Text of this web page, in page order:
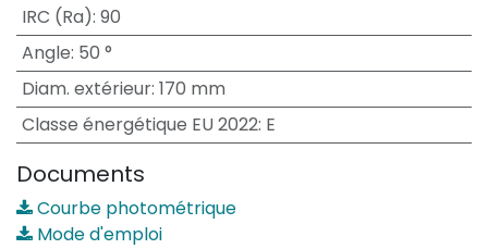
IRC (Ra): 90
Angle: 50 °
Diam. extérieur: 170 mm
Classe énergétique EU 2022: E
Documents
Courbe photométrique
Mode d'emploi